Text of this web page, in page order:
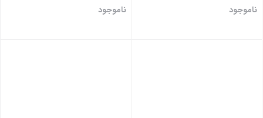
ناموجود ناموجود